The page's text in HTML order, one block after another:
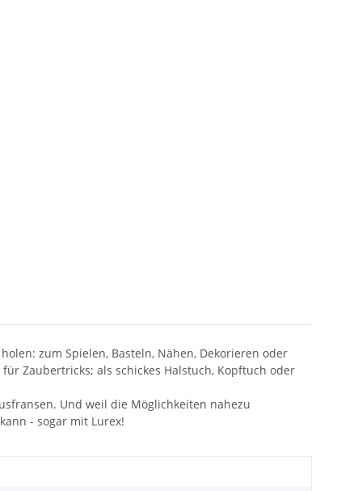
zum Spielen, Basteln, Nähen, Dekorieren oder
Zaubertricks; als schickes Halstuch, Kopftuch oder
Und weil die Möglichkeiten nahezu
- sogar mit Lurex!